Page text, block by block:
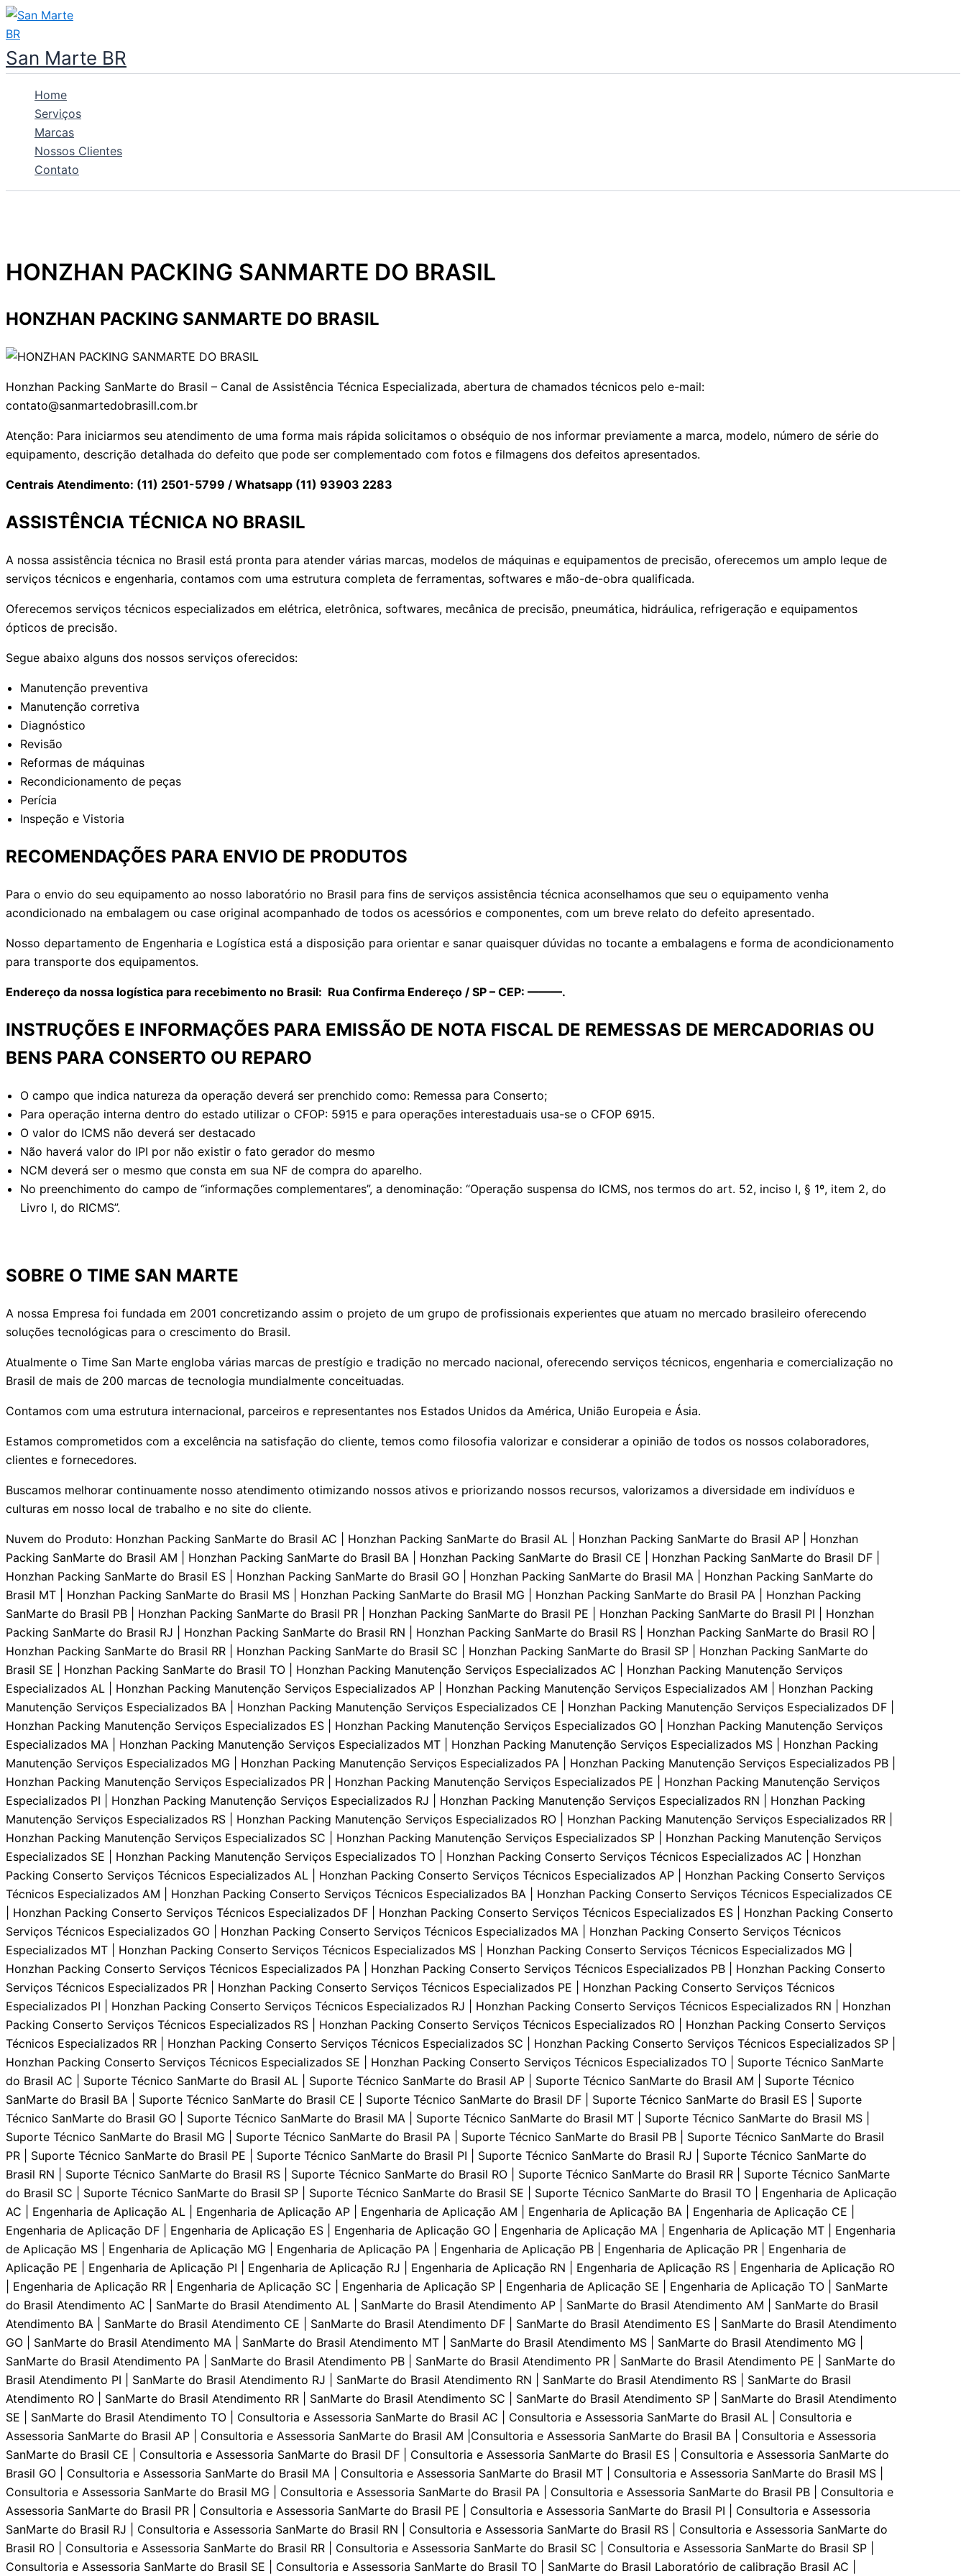
Ir
para
o
conteúdo
San Marte BR
Home
Serviços
Marcas
Nossos Clientes
Contato
HONZHAN PACKING SANMARTE DO BRASIL
HONZHAN PACKING SANMARTE DO BRASIL
Honzhan Packing SanMarte do Brasil – Canal de Assistência Técnica Especializada, abertura de chamados técnicos pelo e-mail:
contato@sanmartedobrasill.com.br
Atenção: Para iniciarmos seu atendimento de uma forma mais rápida solicitamos o obséquio de nos informar previamente a marca, modelo, número de série do
equipamento, descrição detalhada do defeito que pode ser complementado com fotos e filmagens dos defeitos apresentados.
Centrais Atendimento: (11) 2501-5799 / Whatsapp (11) 93903 2283
ASSISTÊNCIA TÉCNICA NO BRASIL
A nossa assistência técnica no Brasil está pronta para atender várias marcas, modelos de máquinas e equipamentos de precisão, oferecemos um amplo leque de
serviços técnicos e engenharia, contamos com uma estrutura completa de ferramentas, softwares e mão-de-obra qualificada.
Oferecemos serviços técnicos especializados em elétrica, eletrônica, softwares, mecânica de precisão, pneumática, hidráulica, refrigeração e equipamentos
ópticos de precisão.
Segue abaixo alguns dos nossos serviços oferecidos:
Manutenção preventiva
Manutenção corretiva
Diagnóstico
Revisão
Reformas de máquinas
Recondicionamento de peças
Perícia
Inspeção e Vistoria
RECOMENDAÇÕES PARA ENVIO DE PRODUTOS
Para o envio do seu equipamento ao nosso laboratório no Brasil para fins de serviços assistência técnica aconselhamos que seu o equipamento venha
acondicionado na embalagem ou case original acompanhado de todos os acessórios e componentes, com um breve relato do defeito apresentado.
Nosso departamento de Engenharia e Logística está a disposição para orientar e sanar quaisquer dúvidas no tocante a embalagens e forma de acondicionamento
para transporte dos equipamentos.
Endereço da nossa logística para recebimento no Brasil: Rua Confirma Endereço / SP – CEP: ———.
INSTRUÇÕES E INFORMAÇÕES PARA EMISSÃO DE NOTA FISCAL DE REMESSAS DE MERCADORIAS OU
BENS PARA CONSERTO OU REPARO
O campo que indica natureza da operação deverá ser prenchido como: Remessa para Conserto;
Para operação interna dentro do estado utilizar o CFOP: 5915 e para operações interestaduais usa-se o CFOP 6915.
O valor do ICMS não deverá ser destacado
Não haverá valor do IPI por não existir o fato gerador do mesmo
NCM deverá ser o mesmo que consta em sua NF de compra do aparelho.
No preenchimento do campo de “informações complementares”, a denominação: “Operação suspensa do ICMS, nos termos do art. 52, inciso I, § 1º, item 2, do
Livro I, do RICMS”.
SOBRE O TIME SAN MARTE
A nossa Empresa foi fundada em 2001 concretizando assim o projeto de um grupo de profissionais experientes que atuam no mercado brasileiro oferecendo
soluções tecnológicas para o crescimento do Brasil.
Atualmente o Time San Marte engloba várias marcas de prestígio e tradição no mercado nacional, oferecendo serviços técnicos, engenharia e comercialização no
Brasil de mais de 200 marcas de tecnologia mundialmente conceituadas.
Contamos com uma estrutura internacional, parceiros e representantes nos Estados Unidos da América, União Europeia e Ásia.
Estamos comprometidos com a excelência na satisfação do cliente, temos como filosofia valorizar e considerar a opinião de todos os nossos colaboradores,
clientes e fornecedores.
Buscamos melhorar continuamente nosso atendimento otimizando nossos ativos e priorizando nossos recursos, valorizamos a diversidade em indivíduos e
culturas em nosso local de trabalho e no site do cliente.
Nuvem do Produto: Honzhan Packing SanMarte do Brasil AC | Honzhan Packing SanMarte do Brasil AL | Honzhan Packing SanMarte do Brasil AP | Honzhan Packing SanMarte do Brasil AM | Honzhan Packing SanMarte do Brasil BA | Honzhan Packing SanMarte do Brasil CE | Honzhan Packing SanMarte do Brasil DF | Honzhan Packing SanMarte do Brasil ES | Honzhan Packing SanMarte do Brasil GO | Honzhan Packing SanMarte do Brasil MA | Honzhan Packing SanMarte do Brasil MT | Honzhan Packing SanMarte do Brasil MS | Honzhan Packing SanMarte do Brasil MG | Honzhan Packing SanMarte do Brasil PA | Honzhan Packing SanMarte do Brasil PB | Honzhan Packing SanMarte do Brasil PR | Honzhan Packing SanMarte do Brasil PE | Honzhan Packing SanMarte do Brasil PI | Honzhan Packing SanMarte do Brasil RJ | Honzhan Packing SanMarte do Brasil RN | Honzhan Packing SanMarte do Brasil RS | Honzhan Packing SanMarte do Brasil RO | Honzhan Packing SanMarte do Brasil RR | Honzhan Packing SanMarte do Brasil SC | Honzhan Packing SanMarte do Brasil SP | Honzhan Packing SanMarte do Brasil SE | Honzhan Packing SanMarte do Brasil TO | Honzhan Packing Manutenção Serviços Especializados AC | Honzhan Packing Manutenção Serviços Especializados AL | Honzhan Packing Manutenção Serviços Especializados AP | Honzhan Packing Manutenção Serviços Especializados AM | Honzhan Packing Manutenção Serviços Especializados BA | Honzhan Packing Manutenção Serviços Especializados CE | Honzhan Packing Manutenção Serviços Especializados DF | Honzhan Packing Manutenção Serviços Especializados ES | Honzhan Packing Manutenção Serviços Especializados GO | Honzhan Packing Manutenção Serviços Especializados MA | Honzhan Packing Manutenção Serviços Especializados MT | Honzhan Packing Manutenção Serviços Especializados MS | Honzhan Packing Manutenção Serviços Especializados MG | Honzhan Packing Manutenção Serviços Especializados PA | Honzhan Packing Manutenção Serviços Especializados PB | Honzhan Packing Manutenção Serviços Especializados PR | Honzhan Packing Manutenção Serviços Especializados PE | Honzhan Packing Manutenção Serviços Especializados PI | Honzhan Packing Manutenção Serviços Especializados RJ | Honzhan Packing Manutenção Serviços Especializados RN | Honzhan Packing Manutenção Serviços Especializados RS | Honzhan Packing Manutenção Serviços Especializados RO | Honzhan Packing Manutenção Serviços Especializados RR | Honzhan Packing Manutenção Serviços Especializados SC | Honzhan Packing Manutenção Serviços Especializados SP | Honzhan Packing Manutenção Serviços Especializados SE | Honzhan Packing Manutenção Serviços Especializados TO | Honzhan Packing Conserto Serviços Técnicos Especializados AC | Honzhan Packing Conserto Serviços Técnicos Especializados AL | Honzhan Packing Conserto Serviços Técnicos Especializados AP | Honzhan Packing Conserto Serviços Técnicos Especializados AM | Honzhan Packing Conserto Serviços Técnicos Especializados BA | Honzhan Packing Conserto Serviços Técnicos Especializados CE | Honzhan Packing Conserto Serviços Técnicos Especializados DF | Honzhan Packing Conserto Serviços Técnicos Especializados ES | Honzhan Packing Conserto Serviços Técnicos Especializados GO | Honzhan Packing Conserto Serviços Técnicos Especializados MA | Honzhan Packing Conserto Serviços Técnicos Especializados MT | Honzhan Packing Conserto Serviços Técnicos Especializados MS | Honzhan Packing Conserto Serviços Técnicos Especializados MG | Honzhan Packing Conserto Serviços Técnicos Especializados PA | Honzhan Packing Conserto Serviços Técnicos Especializados PB | Honzhan Packing Conserto Serviços Técnicos Especializados PR | Honzhan Packing Conserto Serviços Técnicos Especializados PE | Honzhan Packing Conserto Serviços Técnicos Especializados PI | Honzhan Packing Conserto Serviços Técnicos Especializados RJ | Honzhan Packing Conserto Serviços Técnicos Especializados RN | Honzhan Packing Conserto Serviços Técnicos Especializados RS | Honzhan Packing Conserto Serviços Técnicos Especializados RO | Honzhan Packing Conserto Serviços Técnicos Especializados RR | Honzhan Packing Conserto Serviços Técnicos Especializados SC | Honzhan Packing Conserto Serviços Técnicos Especializados SP | Honzhan Packing Conserto Serviços Técnicos Especializados SE | Honzhan Packing Conserto Serviços Técnicos Especializados TO | Suporte Técnico SanMarte do Brasil AC | Suporte Técnico SanMarte do Brasil AL | Suporte Técnico SanMarte do Brasil AP | Suporte Técnico SanMarte do Brasil AM | Suporte Técnico SanMarte do Brasil BA | Suporte Técnico SanMarte do Brasil CE | Suporte Técnico SanMarte do Brasil DF | Suporte Técnico SanMarte do Brasil ES | Suporte Técnico SanMarte do Brasil GO | Suporte Técnico SanMarte do Brasil MA | Suporte Técnico SanMarte do Brasil MT | Suporte Técnico SanMarte do Brasil MS | Suporte Técnico SanMarte do Brasil MG | Suporte Técnico SanMarte do Brasil PA | Suporte Técnico SanMarte do Brasil PB | Suporte Técnico SanMarte do Brasil PR | Suporte Técnico SanMarte do Brasil PE | Suporte Técnico SanMarte do Brasil PI | Suporte Técnico SanMarte do Brasil RJ | Suporte Técnico SanMarte do Brasil RN | Suporte Técnico SanMarte do Brasil RS | Suporte Técnico SanMarte do Brasil RO | Suporte Técnico SanMarte do Brasil RR | Suporte Técnico SanMarte do Brasil SC | Suporte Técnico SanMarte do Brasil SP | Suporte Técnico SanMarte do Brasil SE | Suporte Técnico SanMarte do Brasil TO | Engenharia de Aplicaçāo AC | Engenharia de Aplicaçāo AL | Engenharia de Aplicaçāo AP | Engenharia de Aplicaçāo AM | Engenharia de Aplicaçāo BA | Engenharia de Aplicaçāo CE | Engenharia de Aplicaçāo DF | Engenharia de Aplicaçāo ES | Engenharia de Aplicaçāo GO | Engenharia de Aplicaçāo MA | Engenharia de Aplicaçāo MT | Engenharia de Aplicaçāo MS | Engenharia de Aplicaçāo MG | Engenharia de Aplicaçāo PA | Engenharia de Aplicaçāo PB | Engenharia de Aplicaçāo PR | Engenharia de Aplicaçāo PE | Engenharia de Aplicaçāo PI | Engenharia de Aplicaçāo RJ | Engenharia de Aplicaçāo RN | Engenharia de Aplicaçāo RS | Engenharia de Aplicaçāo RO | Engenharia de Aplicaçāo RR | Engenharia de Aplicaçāo SC | Engenharia de Aplicaçāo SP | Engenharia de Aplicaçāo SE | Engenharia de Aplicaçāo TO | SanMarte do Brasil Atendimento AC | SanMarte do Brasil Atendimento AL | SanMarte do Brasil Atendimento AP | SanMarte do Brasil Atendimento AM | SanMarte do Brasil Atendimento BA | SanMarte do Brasil Atendimento CE | SanMarte do Brasil Atendimento DF | SanMarte do Brasil Atendimento ES | SanMarte do Brasil Atendimento GO | SanMarte do Brasil Atendimento MA | SanMarte do Brasil Atendimento MT | SanMarte do Brasil Atendimento MS | SanMarte do Brasil Atendimento MG | SanMarte do Brasil Atendimento PA | SanMarte do Brasil Atendimento PB | SanMarte do Brasil Atendimento PR | SanMarte do Brasil Atendimento PE | SanMarte do Brasil Atendimento PI | SanMarte do Brasil Atendimento RJ | SanMarte do Brasil Atendimento RN | SanMarte do Brasil Atendimento RS | SanMarte do Brasil Atendimento RO | SanMarte do Brasil Atendimento RR | SanMarte do Brasil Atendimento SC | SanMarte do Brasil Atendimento SP | SanMarte do Brasil Atendimento SE | SanMarte do Brasil Atendimento TO | Consultoria e Assessoria SanMarte do Brasil AC | Consultoria e Assessoria SanMarte do Brasil AL | Consultoria e Assessoria SanMarte do Brasil AP | Consultoria e Assessoria SanMarte do Brasil AM |Consultoria e Assessoria SanMarte do Brasil BA | Consultoria e Assessoria SanMarte do Brasil CE | Consultoria e Assessoria SanMarte do Brasil DF | Consultoria e Assessoria SanMarte do Brasil ES | Consultoria e Assessoria SanMarte do Brasil GO | Consultoria e Assessoria SanMarte do Brasil MA | Consultoria e Assessoria SanMarte do Brasil MT | Consultoria e Assessoria SanMarte do Brasil MS | Consultoria e Assessoria SanMarte do Brasil MG | Consultoria e Assessoria SanMarte do Brasil PA | Consultoria e Assessoria SanMarte do Brasil PB | Consultoria e Assessoria SanMarte do Brasil PR | Consultoria e Assessoria SanMarte do Brasil PE | Consultoria e Assessoria SanMarte do Brasil PI | Consultoria e Assessoria SanMarte do Brasil RJ | Consultoria e Assessoria SanMarte do Brasil RN | Consultoria e Assessoria SanMarte do Brasil RS | Consultoria e Assessoria SanMarte do Brasil RO | Consultoria e Assessoria SanMarte do Brasil RR | Consultoria e Assessoria SanMarte do Brasil SC | Consultoria e Assessoria SanMarte do Brasil SP | Consultoria e Assessoria SanMarte do Brasil SE | Consultoria e Assessoria SanMarte do Brasil TO | SanMarte do Brasil Laboratório de calibraçāo Brasil AC | SanMarte do Brasil Laboratório de calibraçāo Brasil AL | SanMarte do Brasil Laboratório de calibraçāo Brasil AP | SanMarte do Brasil Laboratório de calibraçāo Brasil AM | SanMarte do Brasil Laboratório de calibraçāo Brasil BA | SanMarte do Brasil Laboratório de calibraçāo Brasil CE | SanMarte do Brasil Laboratório de calibraçāo Brasil DF | SanMarte do Brasil Laboratório de calibraçāo Brasil ES | SanMarte do Brasil Laboratório de calibraçāo Brasil GO | SanMarte do Brasil Laboratório de calibraçāo Brasil MA | SanMarte do Brasil Laboratório de calibraçāo Brasil MT | SanMarte do Brasil Laboratório de calibraçāo Brasil MS | SanMarte do Brasil Laboratório de calibraçāo Brasil MG | SanMarte do Brasil Laboratório de calibraçāo Brasil PA | SanMarte do Brasil Laboratório de calibraçāo Brasil PB | SanMarte do Brasil Laboratório de calibraçāo Brasil PR | SanMarte do Brasil Laboratório de calibraçāo Brasil PE | SanMarte do Brasil Laboratório de calibraçāo Brasil PI | SanMarte do Brasil Laboratório de calibraçāo Brasil RJ | SanMarte do Brasil Laboratório de calibraçāo Brasil RN | SanMarte do Brasil Laboratório de calibraçāo Brasil RS | SanMarte do Brasil Laboratório de calibraçāo Brasil RO | SanMarte do Brasil Laboratório de calibraçāo Brasil RR | SanMarte do Brasil Laboratório de calibraçāo Brasil SC | SanMarte do Brasil Laboratório de calibraçāo Brasil SP | SanMarte do Brasil Laboratório de calibraçāo Brasil SE | SanMarte do Brasil Laboratório de calibraçāo Brasi